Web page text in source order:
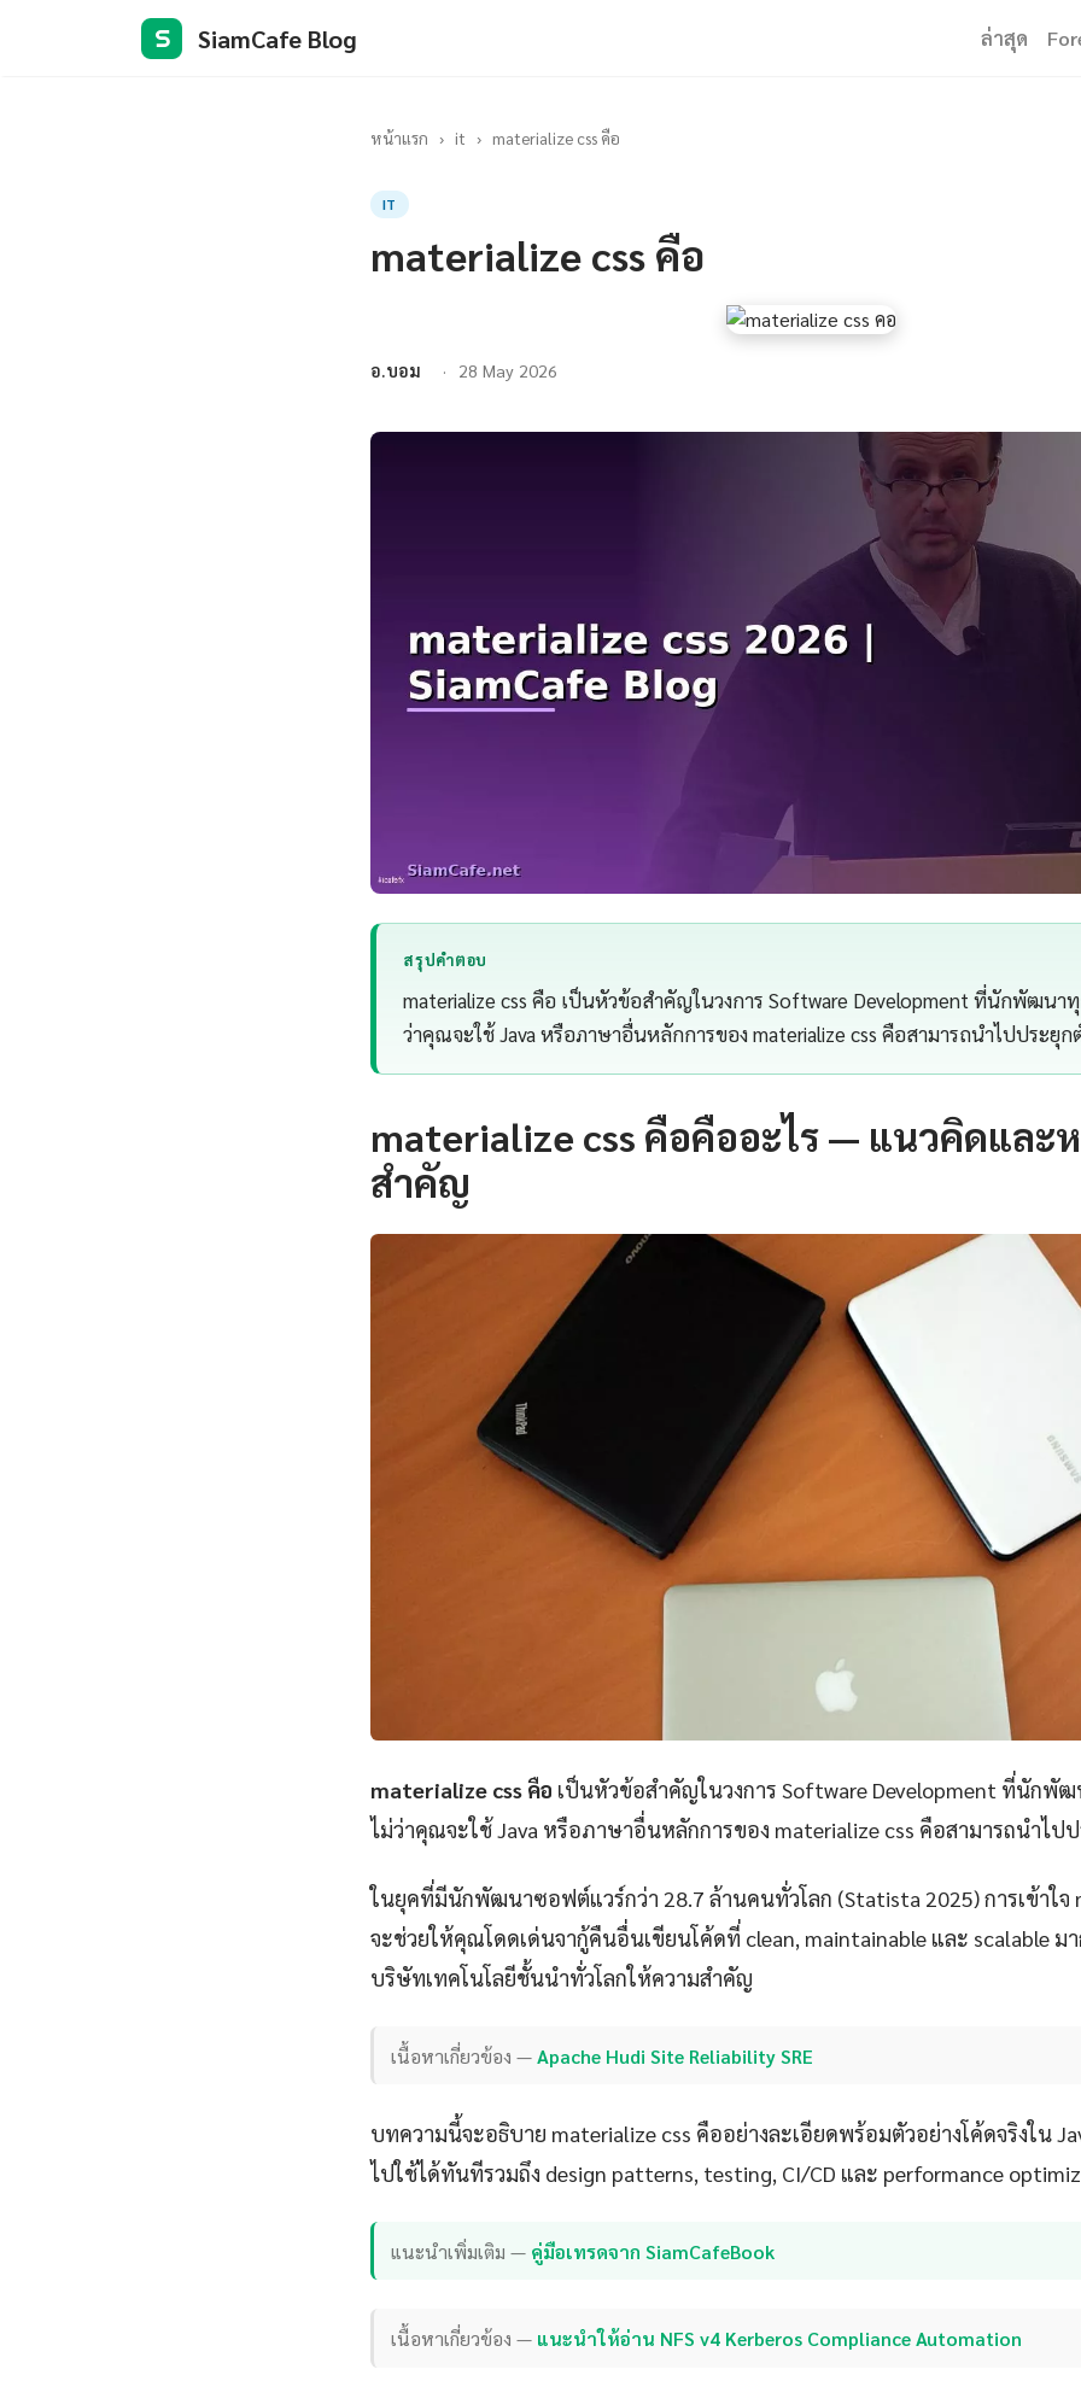
S SiamCafe Blog ล่าสุด
หน้าแรก › it › materialize css คือ
IT
materialize css คือ
อ.บอม 28 May 2026
สรุปคำตอบ
materialize css คือ เป็นหัวข้อสำคัญในวงการ Software Development ที่นักพัฒนาทุ
ว่าคุณจะใช้ Java หรือภาษาอื่นหลักการของ materialize css คือสามารถนำไปประยุ
materialize css คือคืออะไร — แนวคิดและ
สำคัญ
materialize css คือ เป็นหัวข้อสำคัญในวงการ Software Development ที่นักพัฒ
ไม่ว่าคุณจะใช้ Java หรือภาษาอื่นหลักการของ materialize css คือสามารถนำไป
ในยุคที่มีนักพัฒนาซอฟต์แวร์กว่า 28.7 ล้านคนทั่วโลก (Statista 2025) การเข้าใจ
จะช่วยให้คุณโดดเด่นจากู้คืนอื่นเขียนโค้ดที่ clean, maintainable และ scalable ม
บริษัทเทคโนโลยีชั้นนำทั่วโลกให้ความสำคัญ
เนื้อหาเกี่ยวข้อง —Apache Hudi Site Reliability SRE
บทความนี้จะอธิบาย materialize css คืออย่างละเอียดพร้อมตัวอย่างโค้ดจริงใน
ไปใช้ได้ทันทีรวมถึง design patterns, testing, CI/CD และ performance
แนะนำเพิ่มเติม — คู่มือเทรดจาก SiamCafeBook
เนื้อหาเกี่ยวข้อง — แนะนำให้อ่าน NFS v4 Kerberos Compliance Automation